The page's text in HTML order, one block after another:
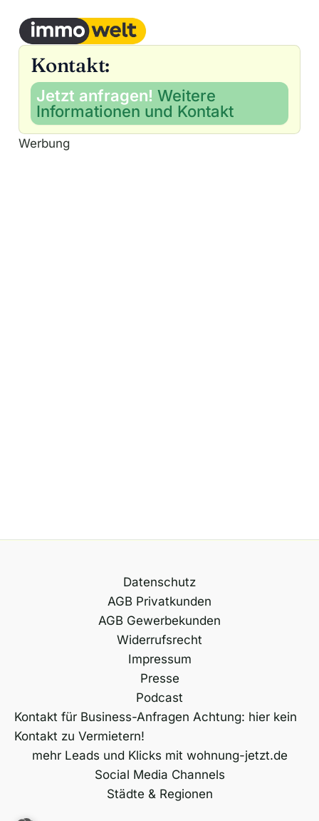
Kontakt:
Jetzt anfragen! Weitere
Informationen und Kontakt
Werbung
Datenschutz
AGB Privatkunden
AGB Gewerbekunden
Widerrufsrecht
Impressum
Presse
Podcast
Kontakt für Business-Anfragen Achtung: hier kein
Kontakt zu Vermietern!
mehr Leads und Klicks mit wohnung-jetzt.de
Social Media Channels
Städte & Regionen